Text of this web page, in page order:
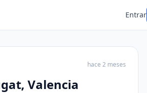
Entrar
hace 2 meses
Valencia